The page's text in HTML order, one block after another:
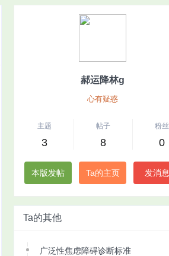
郝运降林g
心有疑惑
主题
3
帖子
8
粉丝
0
本版发帖 Ta的主页 发消息
Ta的其他
广泛性焦虑障碍诊断标准